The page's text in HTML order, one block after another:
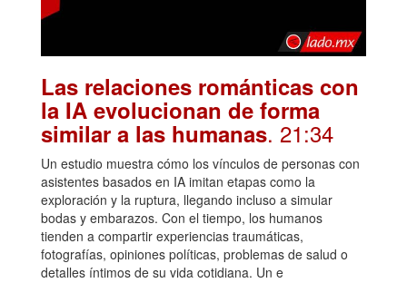
Las relaciones románticas con
la IA evolucionan de forma
similar a las humanas. 21:34
Un estudio muestra cómo los vínculos de personas con
asistentes basados en IA imitan etapas como la
exploración y la ruptura, llegando incluso a simular
bodas y embarazos. Con el tiempo, los humanos
tienden a compartir experiencias traumáticas,
fotografías, opiniones políticas, problemas de salud o
detalles íntimos de su vida cotidiana. Un e